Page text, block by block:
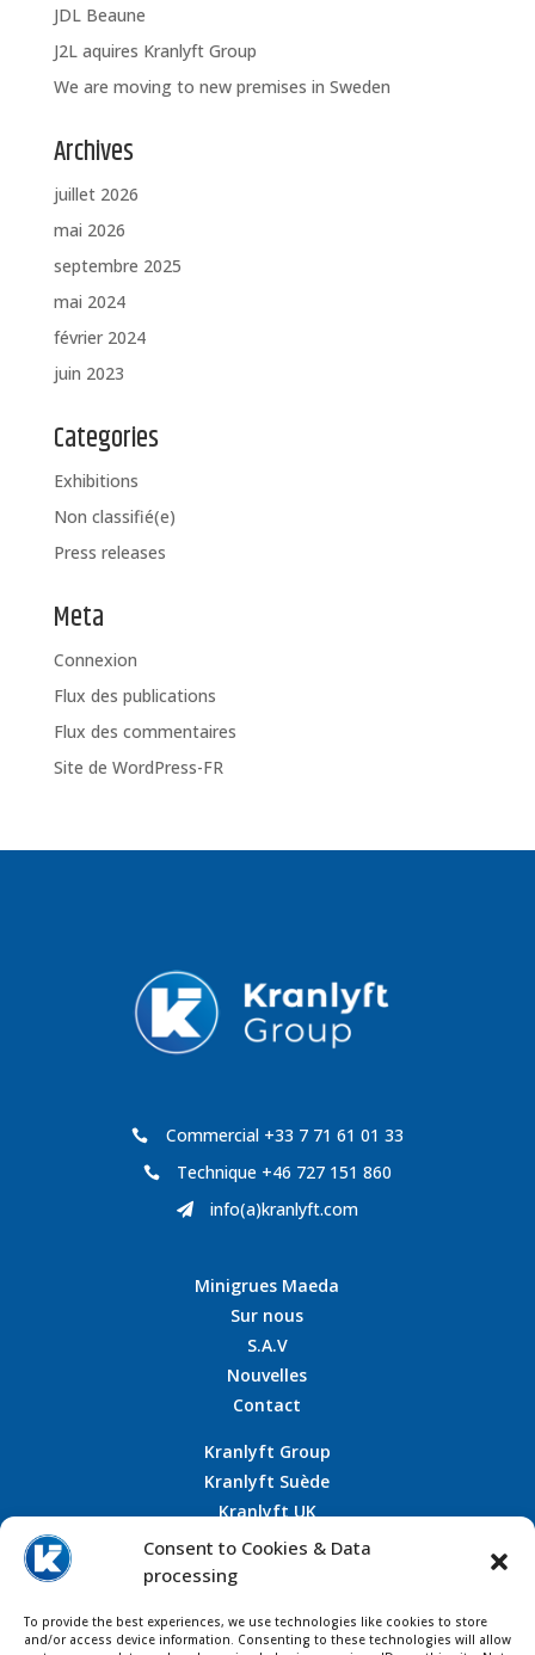
Consent to Cookies & Data
processing
To provide the best experiences, we use technologies like cookies to store
and/or access device information. Consenting to these technologies will allow
JDL Beaune
J2L aquires Kranlyft Group
We are moving to new premises in Sweden
Archives
juillet 2026
mai 2026
septembre 2025
mai 2024
février 2024
juin 2023
Categories
Exhibitions
Non classifié(e)
Press releases
Meta
Connexion
Flux des publications
Flux des commentaires
Site de WordPress-FR
 Commercial +33 7 71 61 01 33
 Technique +46 727 151 860
 info(a)kranlyft.com
Minigrues Maeda
Sur nous
S.A.V
Nouvelles
Contact
Kranlyft Group
Kranlyft Suède
Kranlyft UK
Kranlyft Allemagne
CONTACT